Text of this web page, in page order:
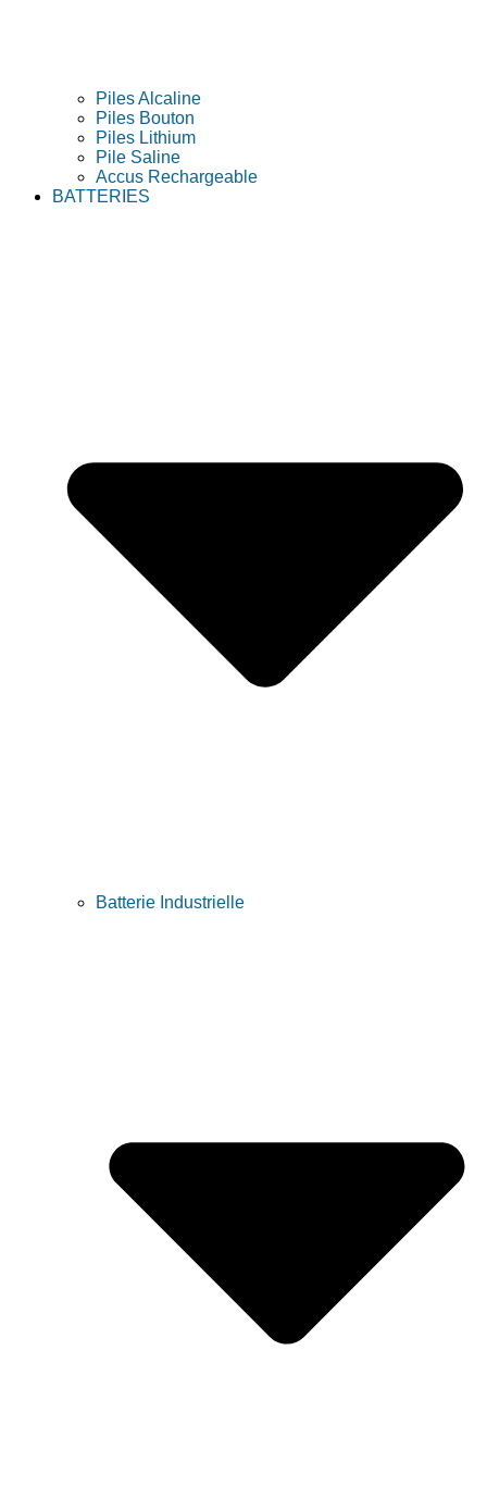
Piles Alcaline
Piles Bouton
Piles Lithium
Pile Saline
Accus Rechargeable
BATTERIES
Batterie Industrielle